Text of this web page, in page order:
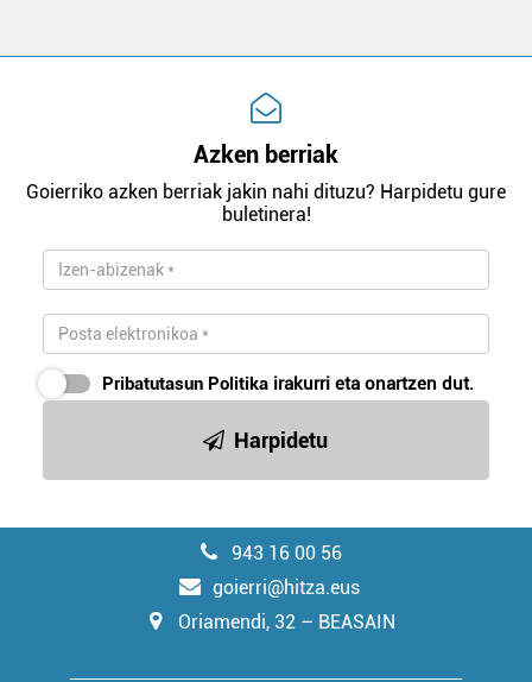
Azken berriak
Goierriko azken berriak jakin nahi dituzu? Harpidetu gure
buletinera!
Pribatutasun Politika irakurri eta onartzen dut.
Harpidetu
943 16 00 56
goierri@hitza.eus
Oriamendi, 32 – BEASAIN